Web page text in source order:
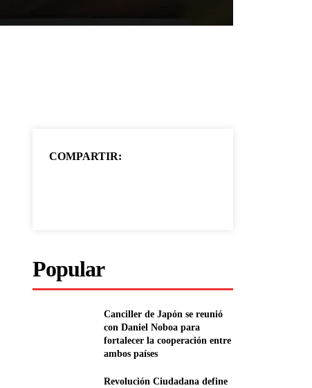
COMPARTIR:
Popular
Canciller de Japón se reunió
con Daniel Noboa para
fortalecer la cooperación entre
ambos países
Revolución Ciudadana define